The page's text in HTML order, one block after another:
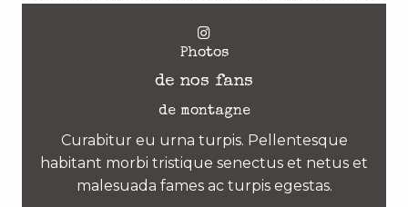
Photos
de nos fans
de montagne
Curabitur eu urna turpis. Pellentesque
habitant morbi tristique senectus et netus et
malesuada fames ac turpis egestas.